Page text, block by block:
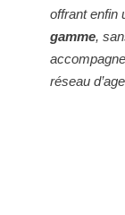
offrant enfin
gamme,
réseau